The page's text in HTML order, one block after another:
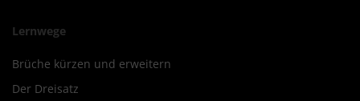
Lernwege
Brüche kürzen und erweitern
Der Dreisatz